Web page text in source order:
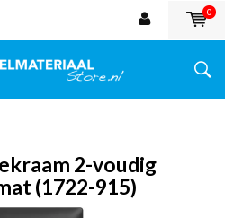
0
2-voudig
(1722-915)